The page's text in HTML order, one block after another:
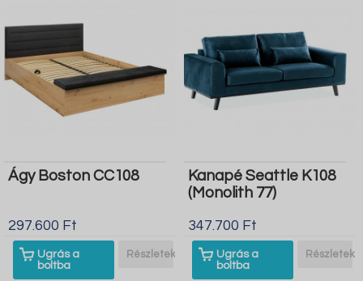
Ágy Boston CC108
297.600 Ft
Ugrás a
boltba
Részletek
Kanapé Seattle K108
(Monolith 77)
347.700 Ft
Ugrás a
boltba
Részletek